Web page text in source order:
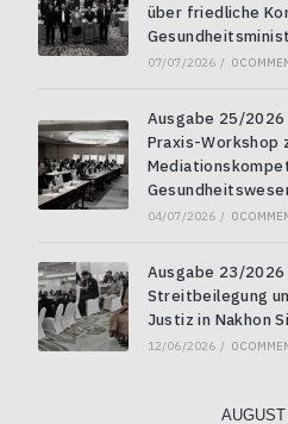
über friedliche
07/07/2026 / 0
Ausgabe 25/
Praxis-Workshop
04/07/2026 / 0
Ausgabe 23/
Streitbeilegung
Justiz in Nakhon
12/06/2026 / 0